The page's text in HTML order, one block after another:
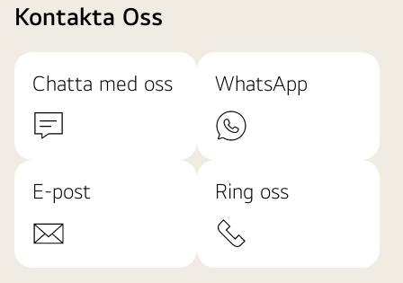
Kontakta Oss
Chatta med oss WhatsApp
E-post Ring oss